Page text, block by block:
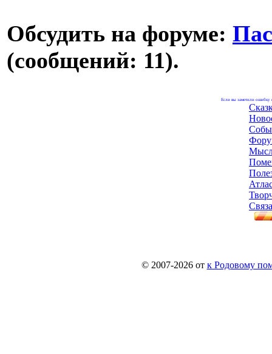
Обсудить на форуме:
(сообщений: 11).
Если вы заметили ошибку
© 2007-2026 от к Родовому